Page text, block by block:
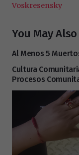
Voskresensky
You May
Al Menos 5
Cultura
Procesos